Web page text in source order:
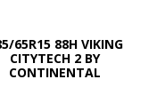
65R15 88H VIKING
CITYTECH 2 BY
CONTINENTAL